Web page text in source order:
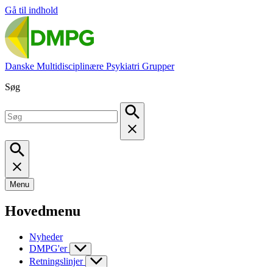
Gå til indhold
Danske Multidisciplinære Psykiatri Grupper
Søg
Menu
Hovedmenu
Nyheder
DMPG'er
Retningslinjer